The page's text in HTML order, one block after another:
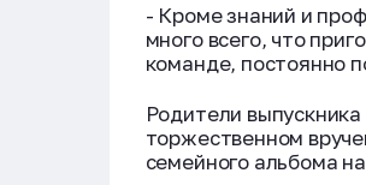
- Кроме знаний и
много всего, что
команде, постоянно
Родители
торжественном
семейного альбома